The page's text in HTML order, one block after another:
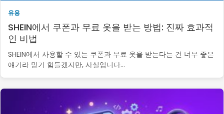
유용
SHEIN에서 쿠폰과 무료 옷을 받는 방법: 진짜 효과적
인 비법
SHEIN에서 사용할 수 있는 쿠폰과 무료 옷을 받는다는 건 너무 좋은
얘기라 믿기 힘들겠지만, 사실입니다…